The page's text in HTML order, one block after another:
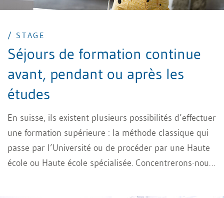
/ STAGE
Séjours de formation continue
avant, pendant ou après les
études
En suisse, ils existent plusieurs possibilités d’effectuer
une formation supérieure : la méthode classique qui
passe par l’Université ou de procéder par une Haute
école ou Haute école spécialisée. Concentrerons-nous